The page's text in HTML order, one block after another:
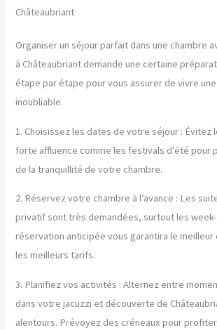
Châteaubriant
Organiser un séjour parfait dans une chambre
à Châteaubriant demande une certaine
étape par étape pour vous assurer de vivre
inoubliable.
1. Choisissez les dates de votre séjour : Évitez
forte affluence comme les festivals d’été pour
de la tranquillité de votre chambre.
2. Réservez votre chambre à l’avance : Les
privatif sont très demandées, surtout les
réservation anticipée vous garantira le
les meilleurs tarifs.
3. Planifiez vos activités : Alternez entre
dans votre jacuzzi et découverte de
alentours. Prévoyez des créneaux pour